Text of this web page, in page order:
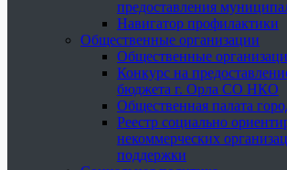
предоставления
Навигатор профилактики
Общественные организации
Общественные
Конкурс на
бюджета г. Орла СО НКО
Общественная палата
Реестр социально
некоммерческих
поддержки